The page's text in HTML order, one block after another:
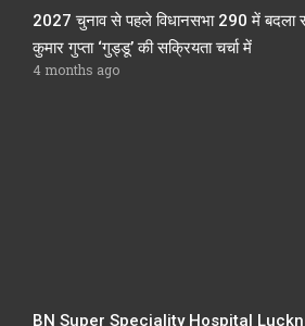
2027 चुनाव से पहले विधानसभा 290 में बदला
कुमार गुप्ता ‘गुड्डू’ की सक्रियता चर्चा में
4 months ago
BN Super Speciality Hospital